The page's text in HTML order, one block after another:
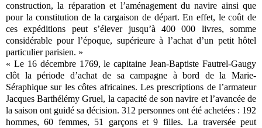
construction, la réparation et l’aménagement du navire ainsi que
pour la constitution de la cargaison de départ. En effet, le coût de
ces expéditions peut s’élever jusqu’à 400 000 livres, somme
considérable pour l’époque, supérieure à l’achat d’un petit hôtel
particulier parisien. »
« Le 16 décembre 1769, le capitaine Jean-Baptiste Fautrel-Gaugy
clôt la période d’achat de sa campagne à bord de la Marie-
Séraphique sur les côtes africaines. Les prescriptions de l’armateur
Jacques Barthélémy Gruel, la capacité de son navire et l’avancée de
la saison ont guidé sa décision. 312 personnes ont été achetées : 192
hommes, 60 femmes, 51 garçons et 9 filles. La traversée peut